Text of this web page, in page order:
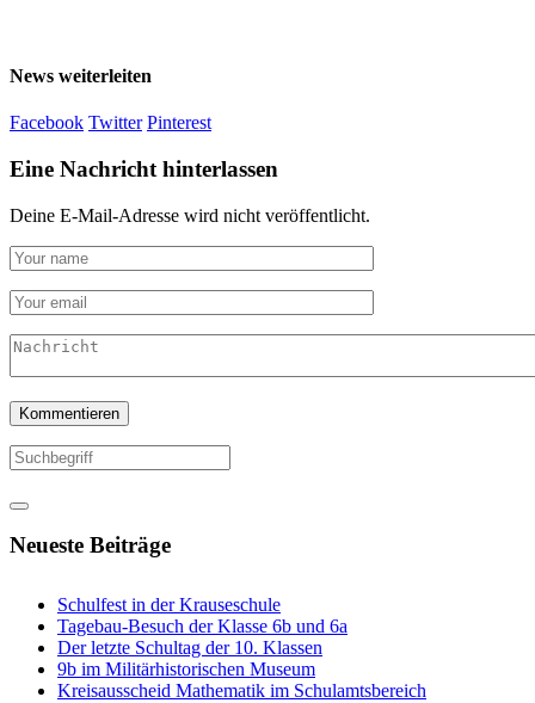
News weiterleiten
Facebook Twitter Pinterest
Eine Nachricht hinterlassen
Deine E-Mail-Adresse wird nicht veröffentlicht.
Neueste Beiträge
Schulfest in der Krauseschule
Tagebau-Besuch der Klasse 6b und 6a
Der letzte Schultag der 10. Klassen
9b im Militärhistorischen Museum
Kreisausscheid Mathematik im Schulamtsbereich